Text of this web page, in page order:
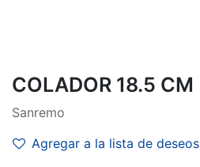
COLADOR 18.5 CM
Sanremo
Agregar a la lista de deseos